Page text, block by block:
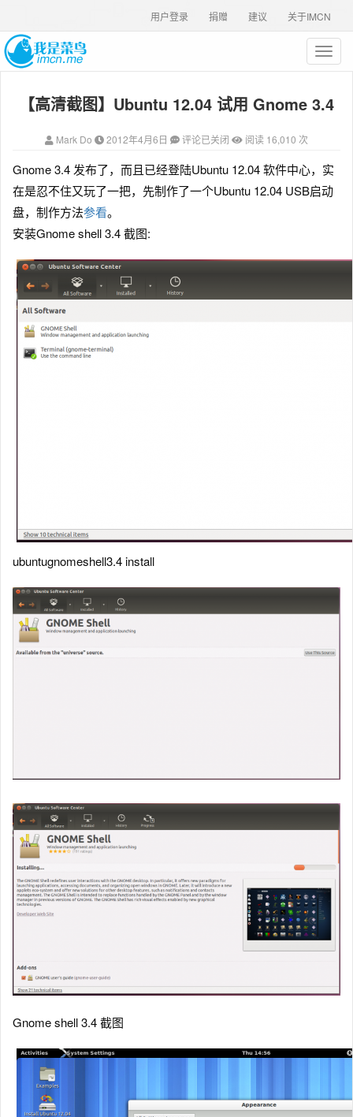
关于IMCN
建议
捐赠
用户登录
T
o
g
a
v
i
i
【高清截图】Ubuntu 12.04 试用 Gnome 3.4
Mark Do 2012年4月6日 评论已关闭 阅读 16,010 次
Gnome 3.4 发布了，而且已经登陆Ubuntu 12.04 软件中心，实
在是忍不住又玩了一把，先制作了一个Ubuntu 12.04 USB启动
盘，制作方法参看。
安装Gnome shell 3.4 截图:
ubuntugnomeshell3.4 install
Gnome shell 3.4 截图